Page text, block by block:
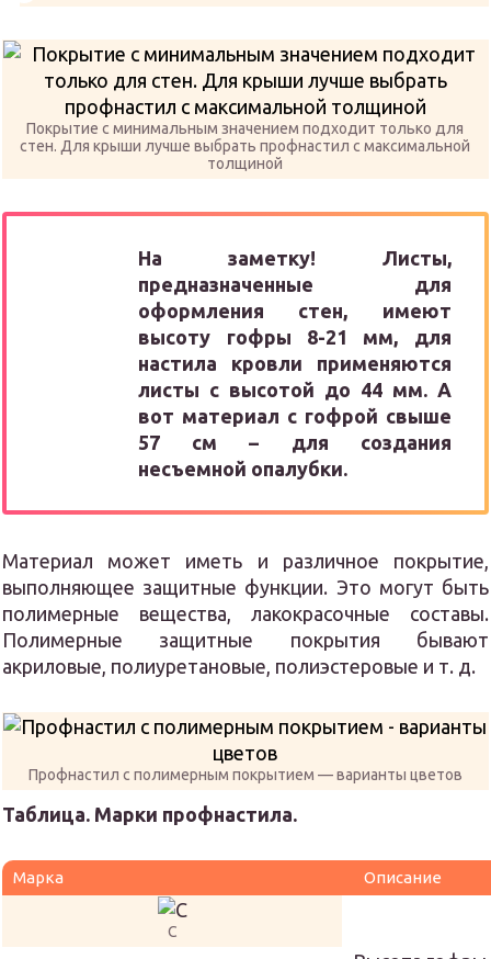
Покрытие с минимальным значением подходит только для
стен. Для крыши лучше выбрать профнастил с максимальной
толщиной
На заметку! Листы,
предназначенные для
оформления стен, имеют
высоту гофры 8-21 мм, для
настила кровли применяются
листы с высотой до 44 мм. А
вот материал с гофрой свыше
57 см – для создания
несъемной опалубки.
Материал может иметь и различное покрытие,
выполняющее защитные функции. Это могут быть
полимерные вещества, лакокрасочные составы.
Полимерные защитные покрытия бывают
акриловые, полиуретановые, полиэстеровые и т. д.
Профнастил с полимерным покрытием — варианты цветов
Таблица. Марки профнастила.
Марка Описание
С